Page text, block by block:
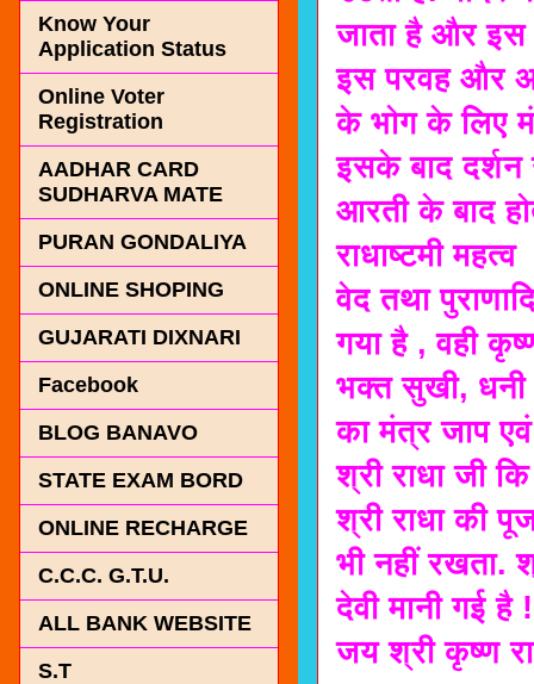
जाता है और इस
इस परवह और
के भोग के लिए
इसके बाद
आरती के बाद
राधाष्टमी महत्व
वेद तथा
गया है , वही
भक्त सुखी, धनी
का मंत्र जाप
श्री राधा जी
श्री राधा की
भी नहीं रखता.
देवी मानी गई है !
जय श्री कृष्ण
Know Your
Application Status
Online Voter
Registration
AADHAR CARD
SUDHARVA MATE
PURAN GONDALIYA
ONLINE SHOPING
GUJARATI DIXNARI
Facebook
BLOG BANAVO
STATE EXAM BORD
ONLINE RECHARGE
C.C.C. G.T.U.
ALL BANK WEBSITE
S.T